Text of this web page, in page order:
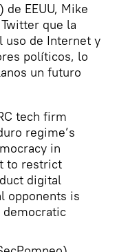
EEUU, Mike
que la
uso de Internet y
políticos, lo
un futuro
tech firm
regime’s
in
to restrict
digital
opponents is
democratic